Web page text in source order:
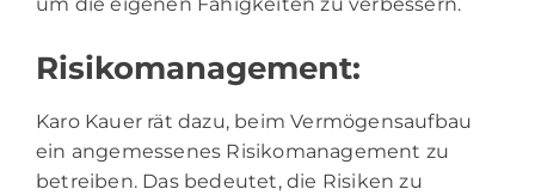
um die eigenen Fähigkeiten zu verbessern.
Risikomanagement:
Karo Kauer rät dazu, beim Vermögensaufbau
ein angemessenes Risikomanagement zu
betreiben. Das bedeutet, die Risiken zu